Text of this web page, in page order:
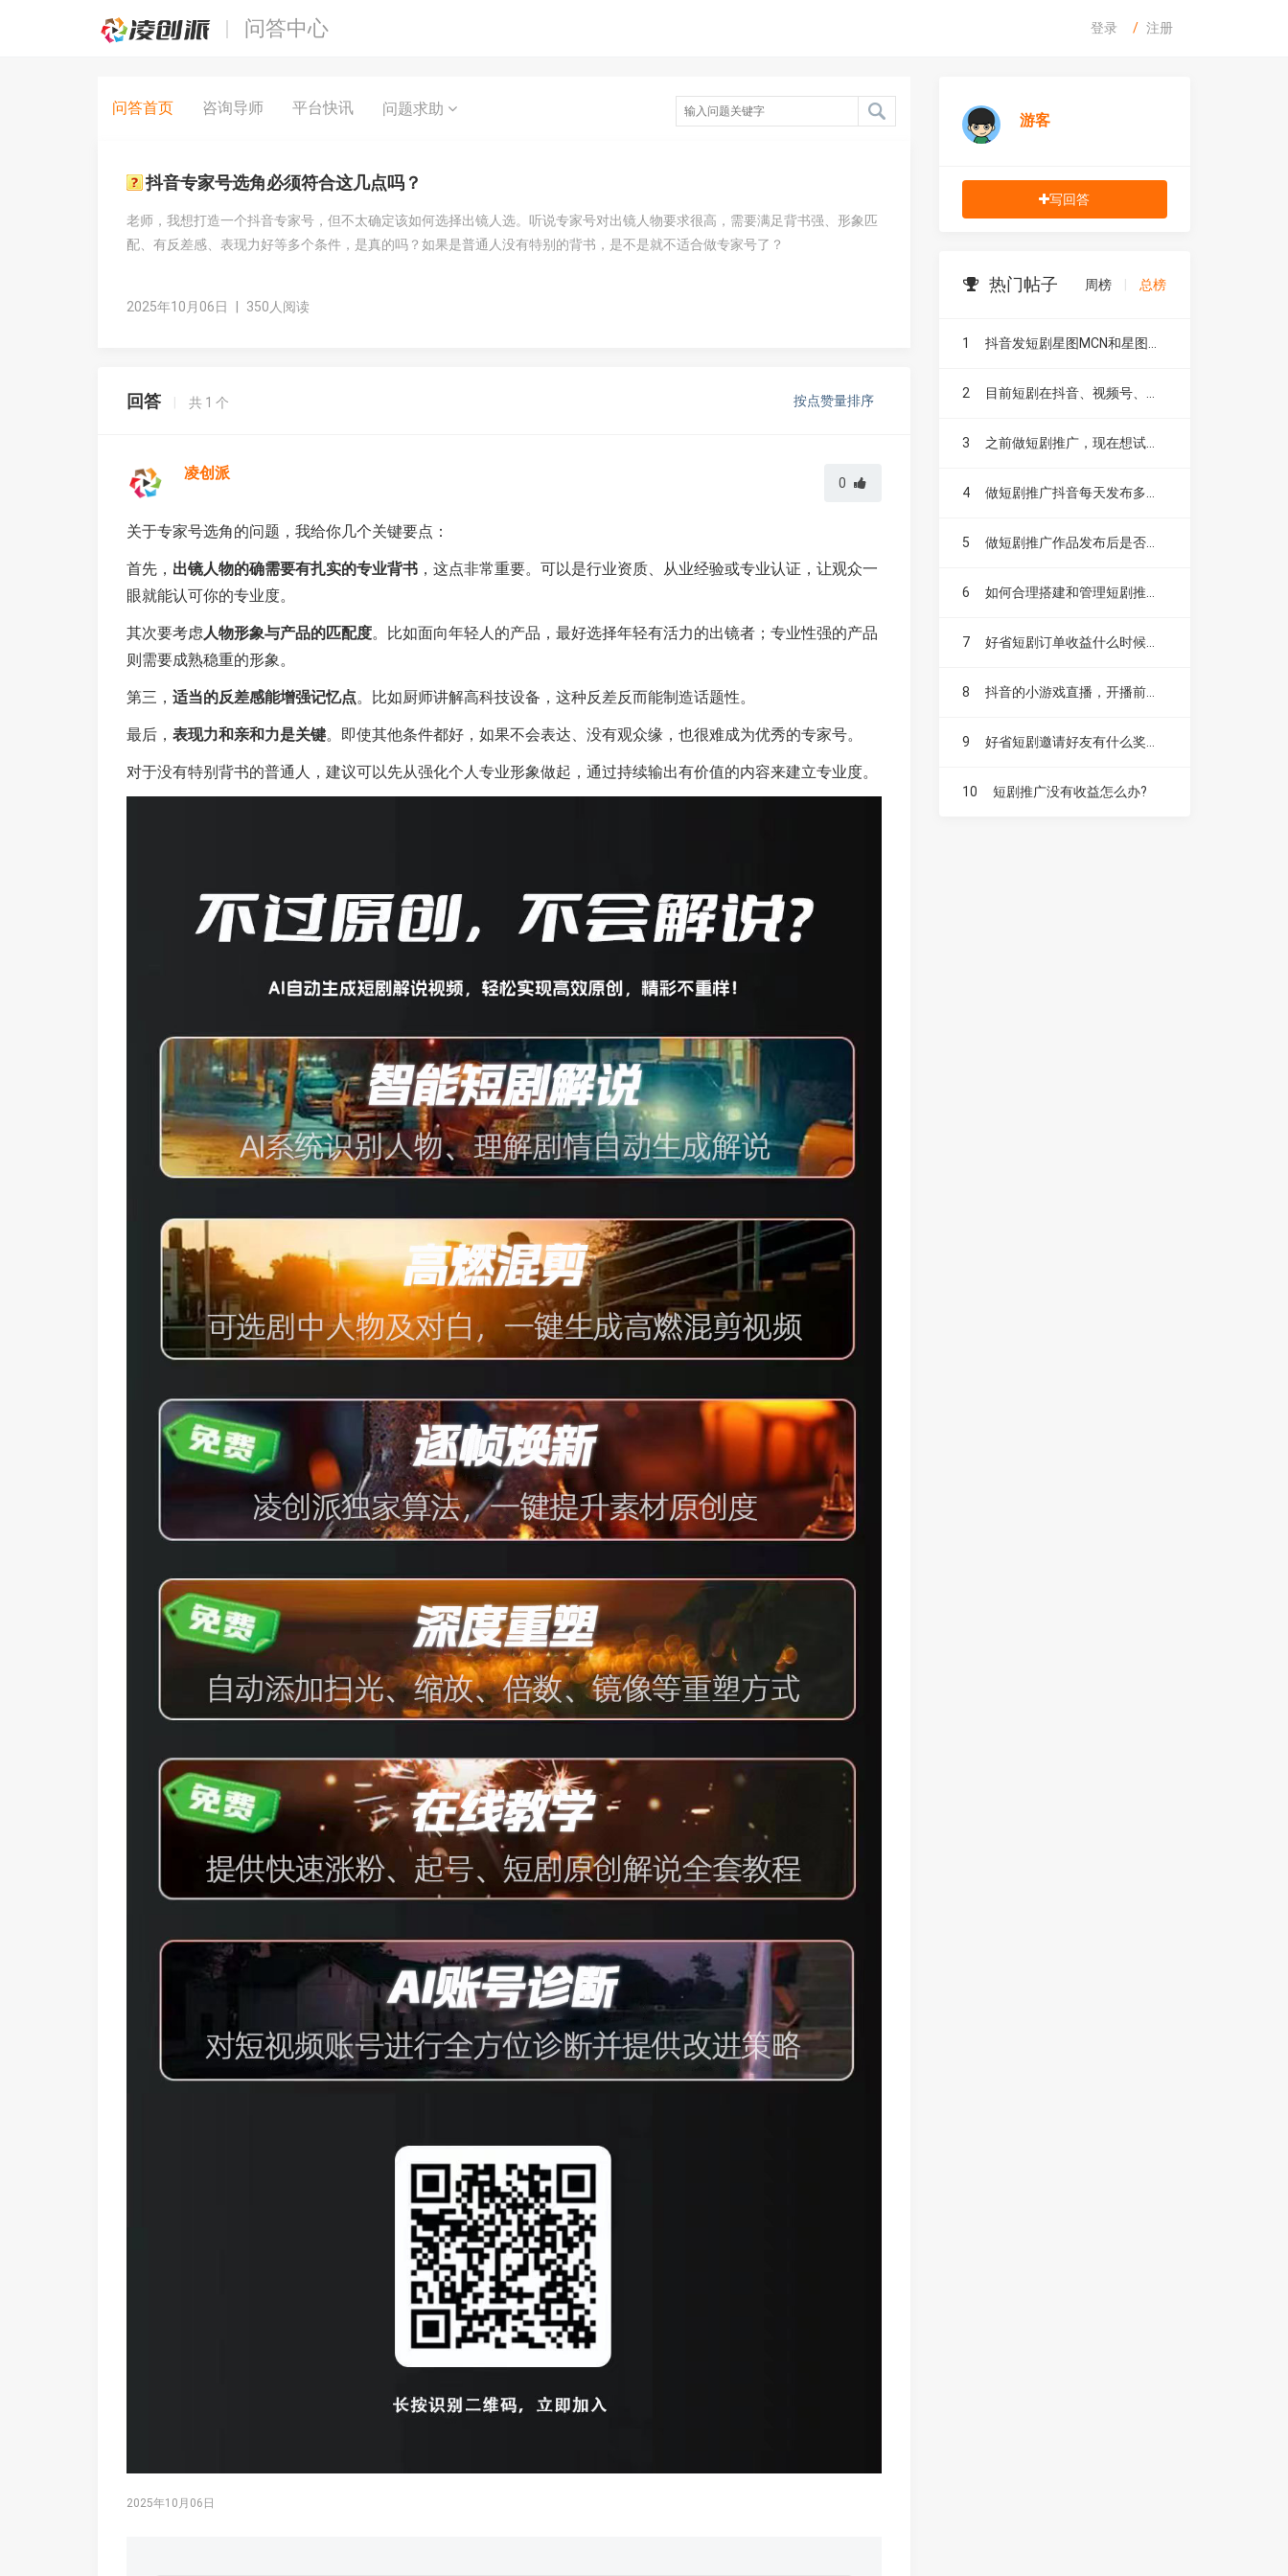
问答中心 登录 注册
问答首页 咨询导师 平台快讯 问题求助
抖音专家号选角必须符合这几点吗？
老师，我想打造一个抖音专家号，但不太确定该如何选择出镜人选。听说专家号对出镜人物要求很高，需要满足背书强、形象匹
配、有反差感、表现力好等多个条件，是真的吗？如果是普通人没有特别的背书，是不是就不适合做专家号了？
2025年10月06日 350人阅读
回答 | 共 1 个 按点赞量排序
凌创派
0
关于专家号选角的问题，我给你几个关键要点：
首先， 出镜人物的确需要有扎实的专业背书 ，这点非常重要。可以是行业资质、从业经验或专业认证，让观众一
眼就能认可你的专业度。
其次要考虑人物形象与产品的匹配度。比如面向年轻人的产品，最好选择年轻有活力的出镜者；专业性强的产品
则需要成熟稳重的形象。
第三， 适当的反差感能增强记忆点。比如厨师讲解高科技设备，这种反差反而能制造话题性。
最后， 表现力和亲和力是关键。即使其他条件都好，如果不会表达、没有观众缘，也很难成为优秀的专家号。
对于没有特别背书的普通人，建议可以先从强化个人专业形象做起，通过持续输出有价值的内容来建立专业度。
2025年10月06日
游客
写回答
热门帖子 周榜 总榜
1
2
3 之前做短剧推广，现在想试试漫剧，不知道漫剧好做吗？
4
5 做短剧推广作品发布后是否需要投抖加？
6
7 好省短剧订单收益什么时候结算，如何提现？
8 抖音的小游戏直播，开播前要不要先发视频扩大流量？
9
10 短剧推广没有收益怎么办?